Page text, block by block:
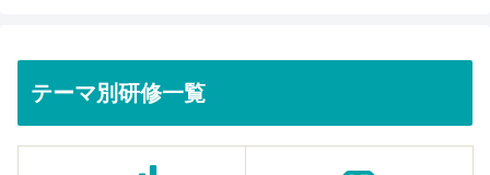
テーマ別研修一覧